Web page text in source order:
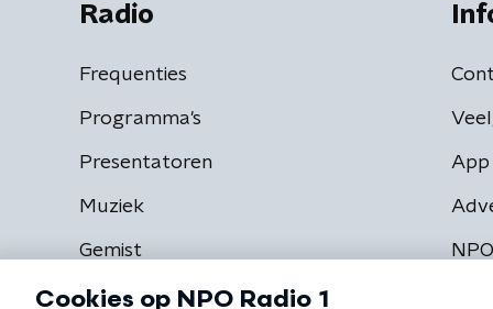
Radio
Frequenties
Programma's
Presentatoren
Muziek
Gemist
App